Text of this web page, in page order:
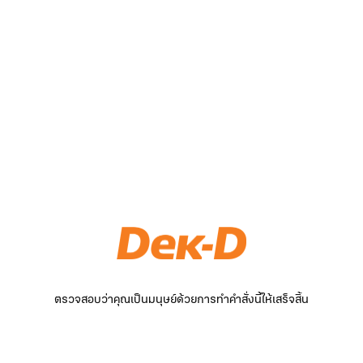
ตรวจสอบว่าคุณเป็นมนุษย์ด้วยการทำคำสั่งนี้ให้เสร็จสิ้น